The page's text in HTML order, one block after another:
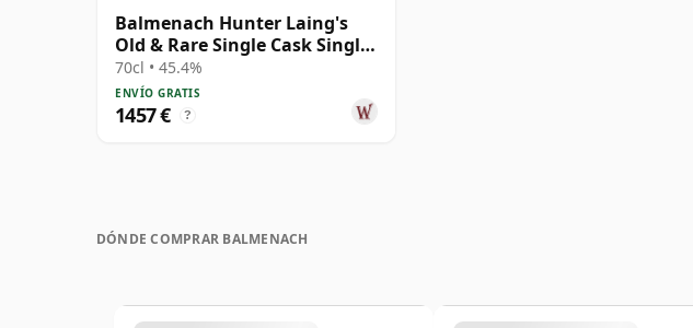
Balmenach Hunter Laing's
Old & Rare Single Cask Single
Malt 1979 40 años
70cl • 45.4%
ENVÍO GRATIS
1457 € ?
DÓNDE COMPRAR BALMENACH